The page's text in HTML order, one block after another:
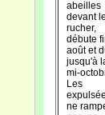
abeilles
devant
rucher,
débute
août et
jusqu'à
mi-
Les
ne